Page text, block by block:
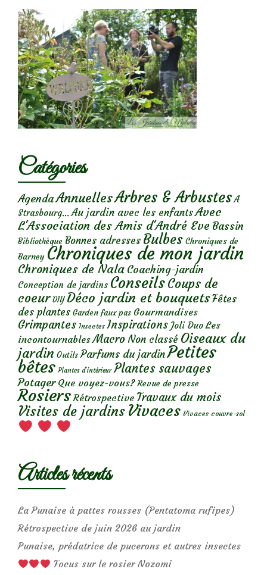
Catégories
AgendaAnnuellesArbres & Arbustes A
Strasbourg... Au jardin avec les enfantsAvec
L'Association des Amis d'André Eve Bassin
Bibliothèque Bonnes adresses Bulbes Chroniques de
Barney Chroniques de mon jardin
Chroniques de Nala Coaching-jardin
Conception de jardins ConseilsCoups de
coeur DIY Déco jardin et bouquetsFêtes
des plantes Garden faux pas Gourmandises
Grimpantes Insectes Inspirations Joli Duo Les
incontournables Macro Non classé Oiseaux du
jardin Outils Parfums du jardinPetites
bêtes Plantes d’intérieur Plantes sauvages
Potager Que voyez-vous? Revue de presse
Rosiers Rétrospective Travaux du mois
Visites de jardins Vivaces Vivaces couvre-sol
Articles récents
La Punaise à pattes rousses (Pentatoma rufipes)
Rétrospective de juin 2026 au jardin
Punaise, prédatrice de pucerons et autres insectes
Focus sur le rosier Nozomi